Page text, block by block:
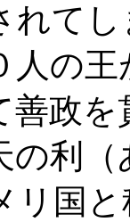
れて
人の
善政
の利
リ国